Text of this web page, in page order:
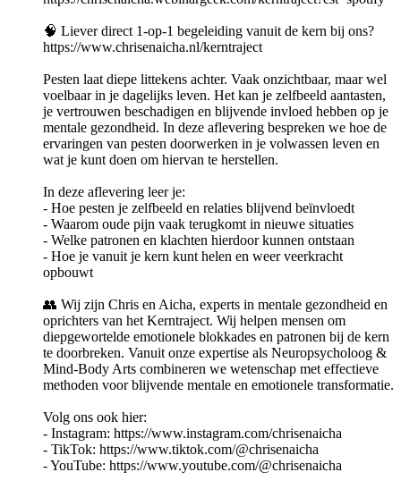
🧠 Liever direct 1-op-1 begeleiding vanuit de kern bij ons?
https://www.chrisenaicha.nl/kerntraject
Pesten laat diepe littekens achter. Vaak onzichtbaar, maar wel
voelbaar in je dagelijks leven. Het kan je zelfbeeld aantasten,
je vertrouwen beschadigen en blijvende invloed hebben op je
mentale gezondheid. In deze aflevering bespreken we hoe de
ervaringen van pesten doorwerken in je volwassen leven en
wat je kunt doen om hiervan te herstellen.
In deze aflevering leer je:
- Hoe pesten je zelfbeeld en relaties blijvend beïnvloedt
- Waarom oude pijn vaak terugkomt in nieuwe situaties
- Welke patronen en klachten hierdoor kunnen ontstaan
- Hoe je vanuit je kern kunt helen en weer veerkracht
opbouwt
👥 Wij zijn Chris en Aicha, experts in mentale gezondheid en
oprichters van het Kerntraject. Wij helpen mensen om
diepgewortelde emotionele blokkades en patronen bij de kern
te doorbreken. Vanuit onze expertise als Neuropsycholoog &
Mind-Body Arts combineren we wetenschap met effectieve
methoden voor blijvende mentale en emotionele transformatie.
Volg ons ook hier:
- Instagram: https://www.instagram.com/chrisenaicha
- TikTok: https://www.tiktok.com/@chrisenaicha
- YouTube: https://www.youtube.com/@chrisenaicha